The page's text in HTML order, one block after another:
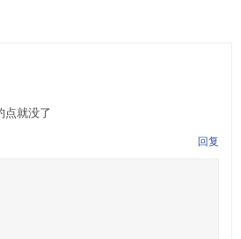
点就没了
回复